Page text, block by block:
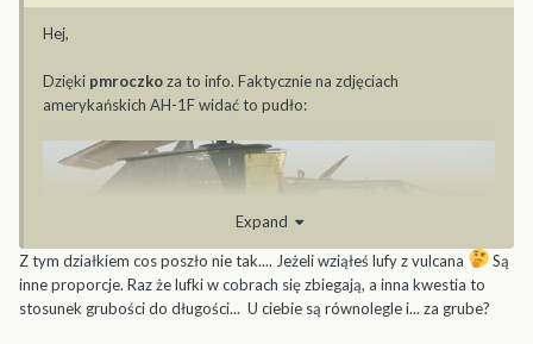
Hej,
Dzięki pmroczkoza to info. Faktycznie na zdjęciach
amerykańskich AH-1F widać to pudło:
Expand
Z tym działkiem cos poszło nie tak.... Jeżeli wziąłeś lufy z vulcana
Są
inne proporcje. Raz że lufki w cobrach się zbiegają, a inna kwestia to
stosunek grubości do długości... U ciebie są równolegle i... za grube?